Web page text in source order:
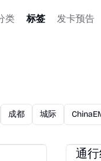
类 标签 发卡预告
成都 城际
通